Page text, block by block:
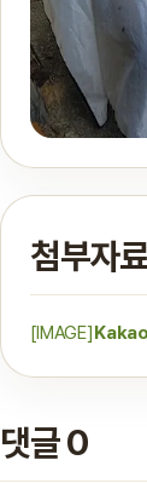
첨부자
[IMAGE]
댓글 0